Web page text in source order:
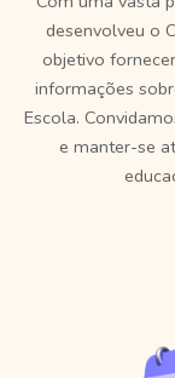
desenvolveu o
objetivo
informações
Escola.
e manter-se